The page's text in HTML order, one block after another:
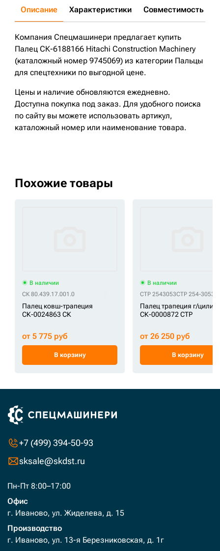
Описание Характеристики Совместимость
Компания Спецмашинери предлагает купить
Палец СК-6188166 Hitachi Construction Machinery
(каталожный номер 9745069) из категории Пальцы
для спецтехники по выгодной цене.
Цены и наличие обновляются ежедневно.
Доступна покупка под заказ. Для удобного поиска
по сайту вы можете использовать артикул,
каталожный номер или наименование товара.
Похожие товары
В наличии
СК 80.439.17.001.0
Палец ковш-трапеция
СК-0024863 СК
от 5 775 руб
В корзину
В наличии
CTP 2543053CTP 254-3053
Палец трапеция г/
СК-0000872 CTP
от 26 250 руб
В корзину
+7 (499) 394-50-93
sksale@skdst.ru
Пн-Пт 8:00–17:00
Офис
г. Иваново, ул. Жиделева, д. 15
Производство
г. Иваново, ул. 13-я Березниковская, д. 1г